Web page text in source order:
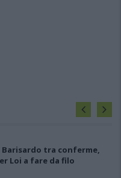
Barisardo tra conferme,
Loi a fare da filo